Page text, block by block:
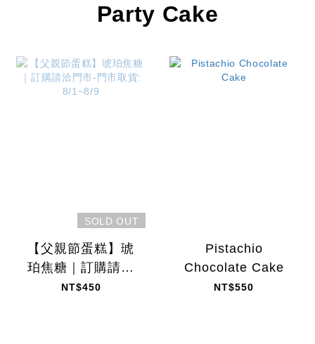
Party Cake
SOLD OUT
【父親節蛋糕】琥
珀焦糖｜訂購請洽
門市-門市取貨:
NT$450
Pistachio
Chocolate Cake
NT$550